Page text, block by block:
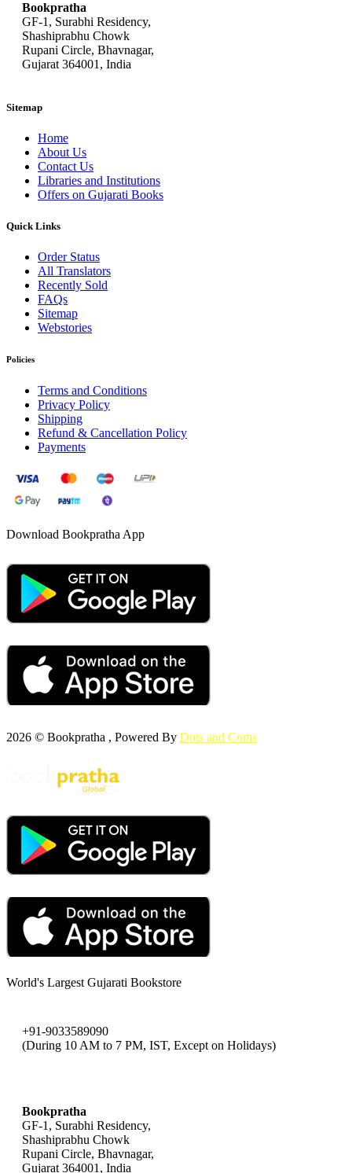
Bookpratha
GF-1, Surabhi Residency,
Shashiprabhu Chowk
Rupani Circle, Bhavnagar,
Gujarat 364001, India
Sitemap
Home
About Us
Contact Us
Libraries and Institutions
Offers on Gujarati Books
Quick Links
Order Status
All Translators
Recently Sold
FAQs
Sitemap
Webstories
Policies
Terms and Conditions
Privacy Policy
Shipping
Refund & Cancellation Policy
Payments
Download Bookpratha App
2026 © Bookpratha , Powered By Dots and Coms
World's Largest Gujarati Bookstore
+91-9033589090
(During 10 AM to 7 PM, IST, Except on Holidays)
Bookpratha
GF-1, Surabhi Residency,
Shashiprabhu Chowk
Rupani Circle, Bhavnagar,
Gujarat 364001, India